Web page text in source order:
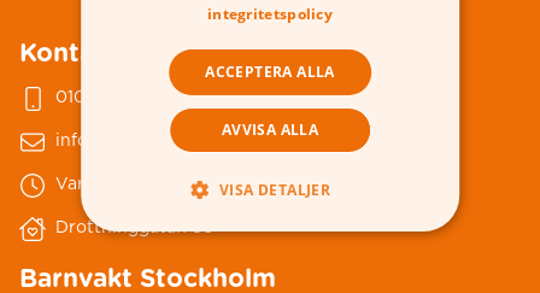
Kontakta oss
010-178 79 00
info@nannybytellus.se
Vardagar 08-18
Drottninggatan 86
Barnvakt Stockholm
integritetspolicy
ACCEPTERA ALLA
AVVISA ALLA
VISA DETALJER